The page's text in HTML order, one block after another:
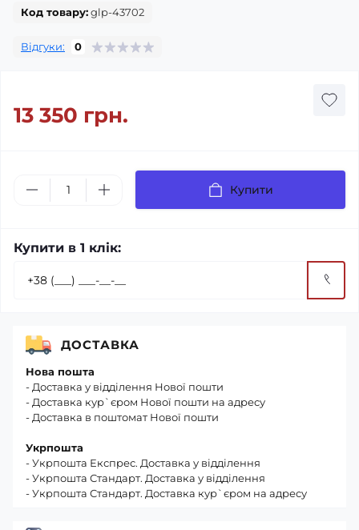
Код товару:glp-43702
Відгуки: 0
13 350 грн.
Купити
Купити в 1 клік:
ДОСТАВКА
Нова пошта
- Доставка у відділення Нової пошти
- Доставка кур`єром Нової пошти на адресу
- Доставка в поштомат Нової пошти
Укрпошта
- Укрпошта Експрес. Доставка у відділення
- Укрпошта Стандарт. Доставка у відділення
- Укрпошта Стандарт. Доставка кур`єром на адресу